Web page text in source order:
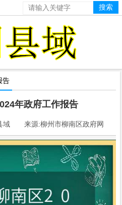
告
年政府工作报告
来源:柳州市柳南区政府网